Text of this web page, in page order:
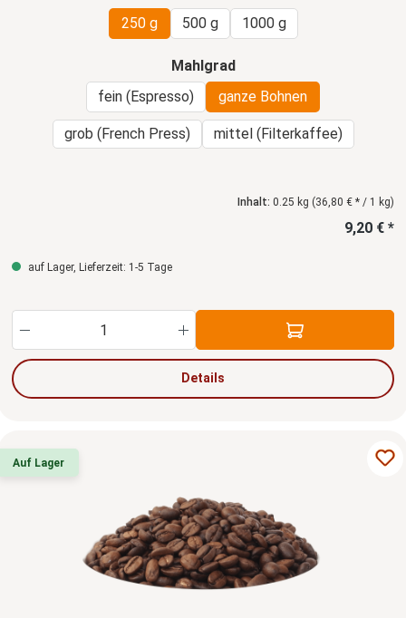
250 g
500 g 1000 g
Mahlgradauswählen
fein (Espresso)
ganze Bohnen
grob (French Press) mittel (Filterkaffee)
Inhalt: 0.25 kg (36,80 € * / 1 kg)
9,20 € *
auf Lager, Lieferzeit: 1-5 Tage
Produkt Anzahl: Gib den gewünschten Wert
Details
Auf Lager